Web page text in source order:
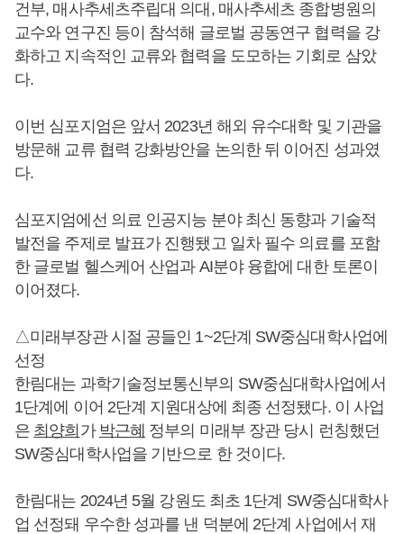
건부, 매사추세츠주립대 의대, 매사추세츠 종합병원의
교수와 연구진 등이 참석해 글로벌 공동연구 협력을 강
화하고 지속적인 교류와 협력을 도모하는 기회로 삼았
다.
이번 심포지엄은 앞서 2023년 해외 유수대학 및 기관을
방문해 교류 협력 강화방안을 논의한 뒤 이어진 성과였
다.
심포지엄에선 의료 인공지능 분야 최신 동향과 기술적
발전을 주제로 발표가 진행됐고 일차 필수 의료를 포함
한 글로벌 헬스케어 산업과 AI분야 융합에 대한 토론이
이어졌다.
△미래부장관 시절 공들인 1~2단계 SW중심대학사업에
선정
한림대는 과학기술정보통신부의 SW중심대학사업에서
1단계에 이어 2단계 지원대상에 최종 선정됐다. 이 사업
은 최양희 가 박근혜 정부의 미래부 장관 당시 런칭했던
SW중심대학사업을 기반으로 한 것이다.
한림대는 2024년 5월 강원도 최초 1단계 SW중심대학사
업 선정돼 우수한 성과를 낸 덕분에 2단계 사업에서 재